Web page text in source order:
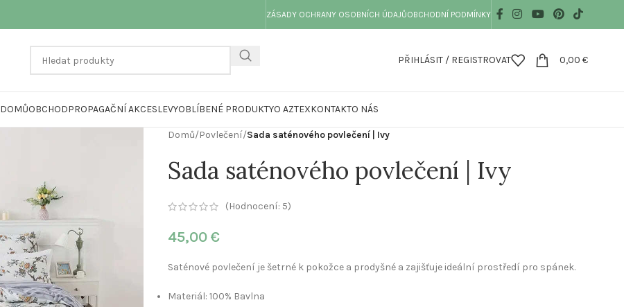
ZÁSADY OCHRANY OSOBNÍCH ÚDAJŮOBCHODNÍ PODMÍNKY
PŘIHLÁSIT / REGISTROVAT 0,00 €
DOMŮOBCHODPROPAGAČNÍ AKCESLEVYOBLÍBENÉ PRODUKTYO AZTEXKONTAKTO NÁS
Domů/Povlečení/Sada saténového povlečení | Ivy
Sada saténového povlečení | Ivy
(Hodnocení: 5)
45,00 €
Saténové povlečení je šetrné k pokožce a prodyšné a zajišťuje ideální prostředí pro spánek.
Materiál: 100% Bavlna